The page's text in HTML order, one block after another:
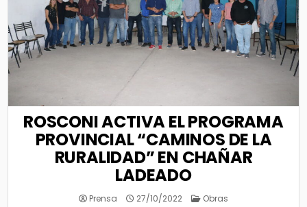
ROSCONI ACTIVA EL PROGRAMA
PROVINCIAL “CAMINOS DE LA
RURALIDAD” EN CHAÑAR
LADEADO
Prensa 27/10/2022 Posted
Obras